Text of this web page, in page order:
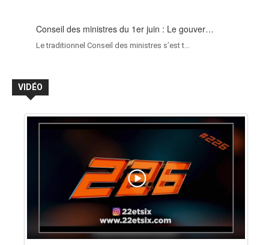
Conseil des ministres du 1er juin : Le gouver…
Le traditionnel Conseil des ministres s’est t…
VIDÉO